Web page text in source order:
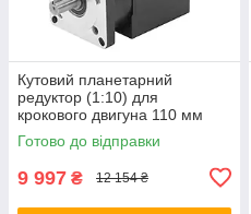
Кутовий планетарний
редуктор (1:10) для
крокового двигуна 110 мм
Готово до відправки
9 997 ₴ 12 154 ₴